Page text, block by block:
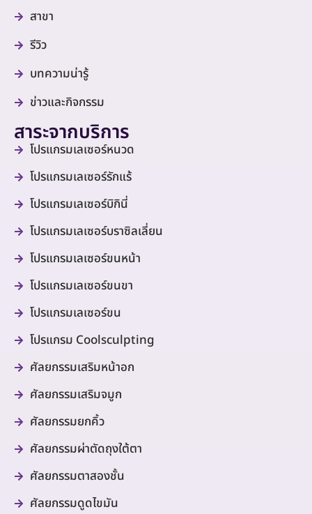
สาขา
รีวิว
บทความน่ารู้
ข่าวและกิจกรรม
สาระจากบริการ
โปรแกรมเลเซอร์หนวด
โปรแกรมเลเซอร์รักแร้
โปรแกรมเลเซอร์บิกินี่
โปรแกรมเลเซอร์บราซิลเลี่ยน
โปรแกรมเลเซอร์ขนหน้า
โปรแกรมเลเซอร์ขนขา
โปรแกรมเลเซอร์ขน
โปรแกรม Coolsculpting
ศัลยกรรมเสริมหน้าอก
ศัลยกรรมเสริมจมูก
ศัลยกรรมยกคิ้ว
ศัลยกรรมผ่าตัดถุงใต้ตา
ศัลยกรรมตาสองชั้น
ศัลยกรรมดูดไขมัน